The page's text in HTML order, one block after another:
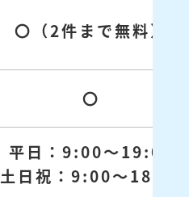
〇（2件まで無料）
〇
平日：9:00～19:00
土日祝：9:00～18:00